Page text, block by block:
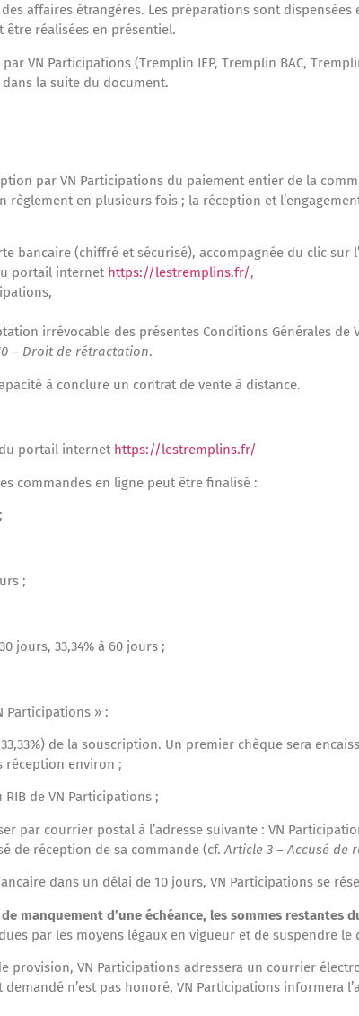
affaires étrangères. Les préparations sont
être réalisées en présentiel.
VN Participations (Tremplin IEP, Tremplin BAC,
la suite du document.
par VN Participations du paiement entier de la
en plusieurs fois ; la réception et
bancaire (chiffré et sécurisé), accompagnée du clic sur
portail internet https://lestremplins.fr/,
irrévocable des présentes Conditions Générales de
– Droit de rétractation.
à conclure un contrat de vente à distance.
portail internet https://lestremplins.fr/
commandes en ligne peut être finalisé :
;
jours, 33,34% à 60 jours ;
Participations » :
de la souscription. Un premier chèque sera
réception environ ;
de VN Participations ;
par courrier postal à l’adresse suivante : VN
de réception de sa commande (cf.Article 3 – Accusé de
dans un délai de 10 jours, VN Participations se
manquement d’une échéance, les sommes restantes
par les moyens légaux en vigueur et de suspendre
provision, VN Participations adressera un courrier
n’est pas honoré, VN Participations informera